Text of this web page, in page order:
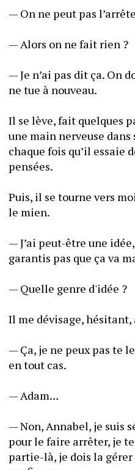
— On ne peut pas
— Alors on ne fait rien ?
— Je n’ai pas dit ça. On
Il se lève, fait quelques
une main nerveuse dans
chaque fois qu’il essaie
Puis, il se tourne vers
— J’ai peut-être une
— Quelle genre d'idée ?
Il me dévisage,
— Ça, je ne peux pas te
en tout cas.
— Non, Annabel, je suis
pour le faire arrêter, je
partie-là, je dois la